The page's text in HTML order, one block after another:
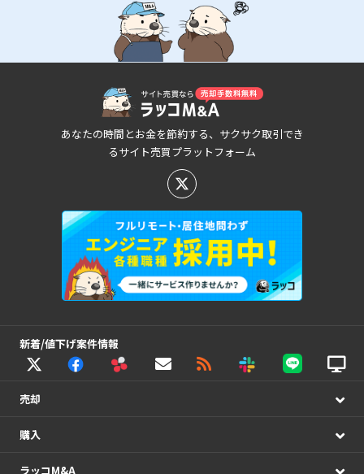
あなたの時間とお金を節約する、サクサク取引でき
るサイト売買プラットフォーム
新着/値下げ案件情報
売却
購入
ラッコM&A